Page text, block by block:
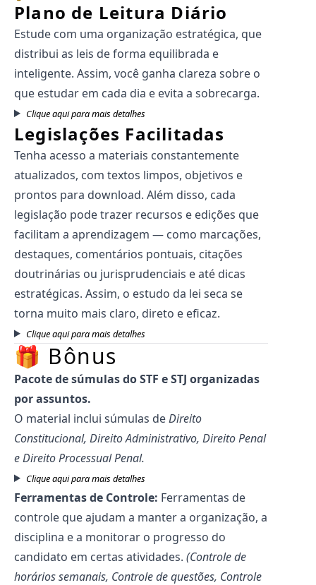
Plano de Leitura Diário
Estude com uma organização estratégica, que
distribui as leis de forma equilibrada e
inteligente. Assim, você ganha clareza sobre o
que estudar em cada dia e evita a sobrecarga.
Clique aqui para mais detalhes
Legislações Facilitadas
Tenha acesso a materiais constantemente
atualizados, com textos limpos, objetivos e
prontos para download. Além disso, cada
legislação pode trazer recursos e edições que
facilitam a aprendizagem — como marcações,
destaques, comentários pontuais, citações
doutrinárias ou jurisprudenciais e até dicas
estratégicas. Assim, o estudo da lei seca se
torna muito mais claro, direto e eficaz.
Clique aqui para mais detalhes
🎁 Bônus
Pacote de súmulas do STF e STJ organizadas
por assuntos.
O material inclui súmulas deDireito
Constitucional, Direito Administrativo, Direito Penal
e Direito Processual Penal.
Clique aqui para mais detalhes
Ferramentas de Controle: Ferramentas de
controle que ajudam a manter a organização, a
disciplina e a monitorar o progresso do
candidato em certas atividades. (Controle de
horários semanais, Controle de questões, Controle